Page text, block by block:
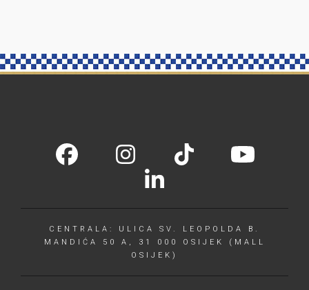
CENTRALA: ULICA SV. LEOPOLDA B.
MANDIĆA 50 A, 31 000 OSIJEK (MALL
OSIJEK)